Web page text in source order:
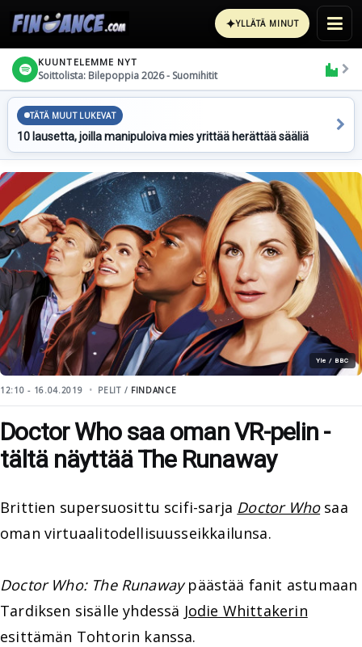
✦YLLÄTÄ MINUT
KUUNTELEMME NYT
Soittolista: Bilepoppia 2026 - Suomihitit
TÄTÄ MUUT LUKEVAT
10 lausetta, joilla manipuloiva mies yrittää herättää sääliä
Yle / BBC
12:10 - 16.04.2019 PELIT / FINDANCE
Doctor Who saa oman VR-pelin -
tältä näyttää The Runaway
Brittien supersuosittu scifi-sarja Doctor Whosaa
oman virtuaalitodellisuusseikkailunsa.
Doctor Who: The Runawaypäästää fanit astumaan
Tardiksen sisälle yhdessä Jodie Whittakerin
esittämän Tohtorin kanssa.